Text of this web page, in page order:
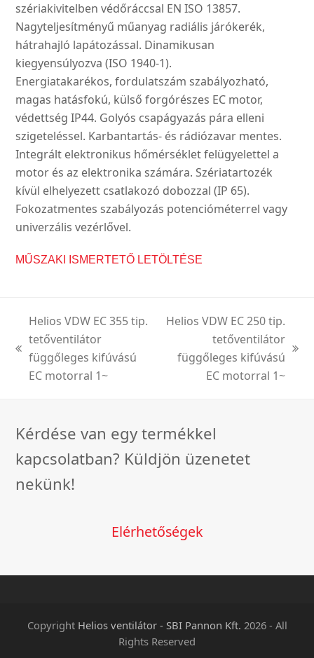
szériakivitelben védőráccsal EN ISO 13857.
Nagyteljesítményű műanyag radiális járókerék,
hátrahajló lapátozással. Dinamikusan
kiegyensúlyozva (ISO 1940-1).
Energiatakarékos, fordulatszám szabályozható,
magas hatásfokú, külső forgórészes EC motor,
védettség IP44. Golyós csapágyazás pára elleni
szigeteléssel. Karbantartás- és rádiózavar mentes.
Integrált elektronikus hőmérséklet felügyelettel a
motor és az elektronika számára. Szériatartozék
kívül elhelyezett csatlakozó dobozzal (IP 65).
Fokozatmentes szabályozás potencióméterrel vagy
univerzális vezérlővel.
MŰSZAKI ISMERTETŐ LETÖLTÉSE
previous
post:
Helios VDW EC 355 tip.
tetőventilátor
függőleges kifúvású
EC motorral 1~
next
Helios VDW EC 250 tip.
tetőventilátor
függőleges kifúvású
EC motorral 1~
Kérdése van egy termékkel
kapcsolatban? Küldjön üzenetet
nekünk!
Elérhetőségek
Copyright Helios ventilátor - SBI Pannon Kft. 2026 - All
Rights Reserved